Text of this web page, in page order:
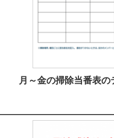
月～金の掃除当番表